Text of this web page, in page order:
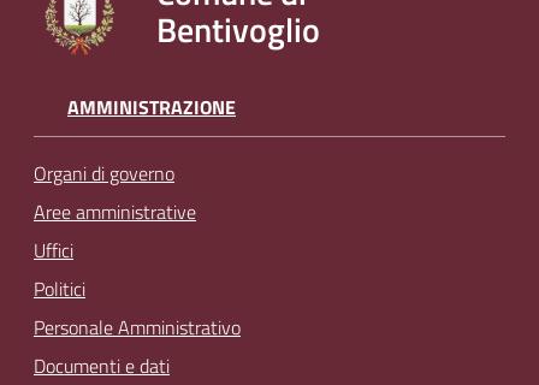
Tutti
gli
Seguici
su
Bentivoglio
AMMINISTRAZIONE
Organi di governo
Aree amministrative
Uffici
Politici
Personale Amministrativo
Documenti e dati